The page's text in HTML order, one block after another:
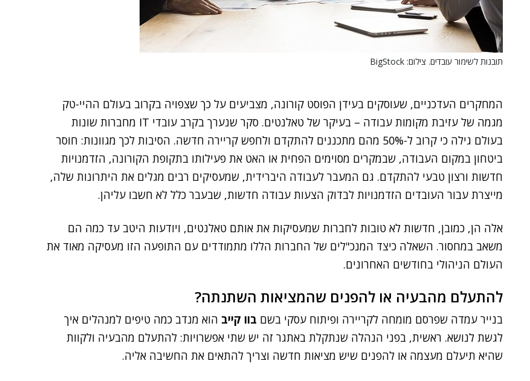
תובנות לשימור עובדים. צילום: BigStock
המחקרים העדכניים, שעוסקים בעידן הפוסט קורונה, מצביעים על כך שצפויה בקרוב בעולם ההיי-טק
מגמה של עזיבת מקומות עבודה – בעיקר של טאלנטים. סקר שנערך בקרב עובדי IT מחברות שונות
בעולם גילה כי קרוב ל-50% מהם מתכננים להתקדם ולחפש קריירה חדשה. הסיבות לכך מגוונות: חוסר
ביטחון במקום העבודה, שבמקרים מסוימים הפחית או האט את פעילותו בתקופת הקורונה, הזדמנויות
חדשות ורצון טבעי להתקדם. גם המעבר לעבודה היברידית, שמעסיקים רבים מגלים את היתרונות שלה,
מייצרת עבור העובדים הזדמנויות לבדוק הצעות עבודה חדשות, שבעבר כלל לא חשבו עליהן.
אלה הן, כמובן, חדשות לא טובות לחברות שמעסיקות את אותם טאלנטים, ויודעות היטב עד כמה הם
משאב במחסור. השאלה כיצד המנכ"לים של החברות הללו מתמודדים עם התופעה הזו מעסיקה מאוד את
העולם הניהולי בחודשים האחרונים.
להתעלם מהבעיה או להפנים שהמציאות השתנתה?
בנייר עמדה שפרסם מומחה לקריירה ופיתוח עסקי בשם בוו קייב הוא מנדב כמה טיפים למנהלים איך
לגשת לנושא. ראשית, בפני הנהלה שנתקלת באתגר זה יש שתי אפשרויות: להתעלם מהבעיה ולקוות
שהיא תיעלם מעצמה או להפנים שיש מציאות חדשה וצריך להתאים את החשיבה אליה.